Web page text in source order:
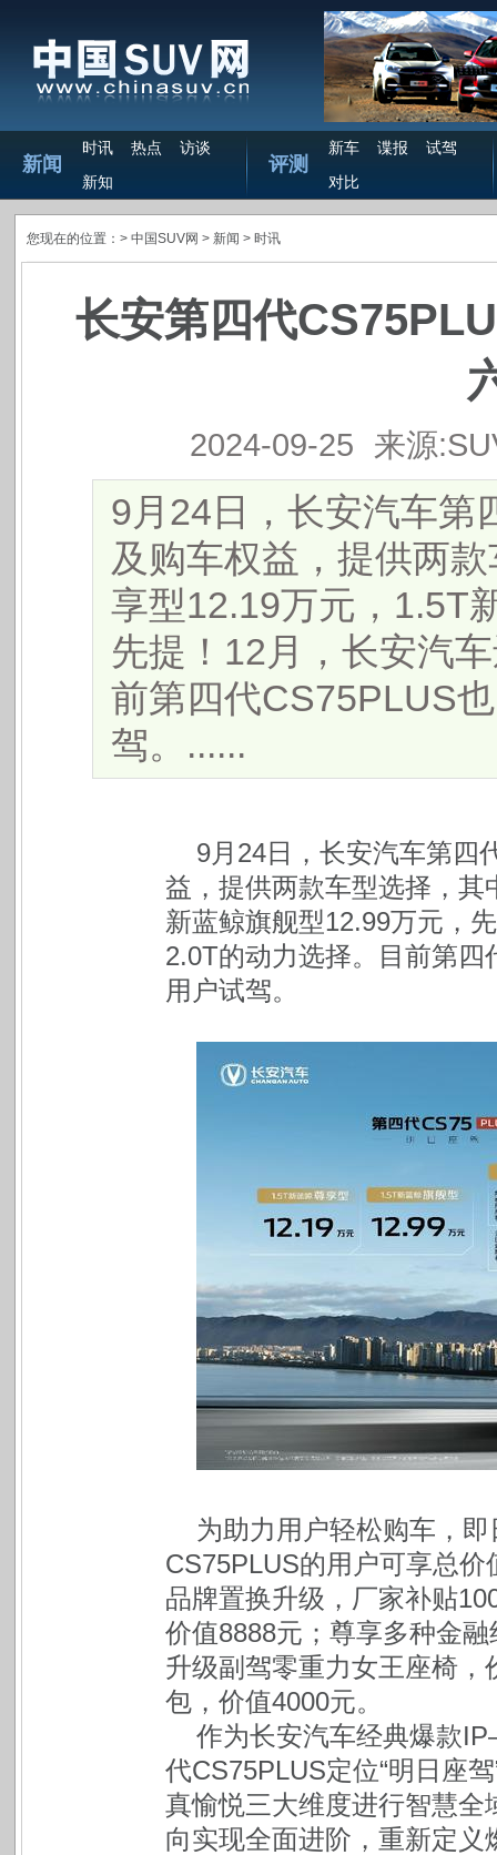
新闻
时讯 热点
访谈
新知
评测
新车 谍报
试驾
对比
您现在的位置：> 中国SUV网 > 新闻 > 时讯
长安第四代
2024-09-25 来源
9月24日，长安汽车第
及购车权益，提供两
享型12.19万元，1.5T
先提！12月，长安汽
前第四代CS75PLUS
驾。......
9月24日，长安汽车第四
益，提供两款车型选择，
新蓝鲸旗舰型12.99万元，
2.0T的动力选择。目前第
用户试驾。
为助力用户轻松购车，
CS75PLUS的用户可享总
品牌置换升级，厂家补贴
价值8888元；尊享多种金
升级副驾零重力女王座椅
包，价值4000元。
作为长安汽车经典爆款
代CS75PLUS定位“明日座
真愉悦三大维度进行智慧
向实现全面进阶，重新定